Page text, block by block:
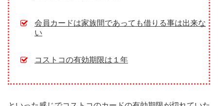
会員カードは家族間であっても借りる事は出来な
い
コストコの有効期限は１年